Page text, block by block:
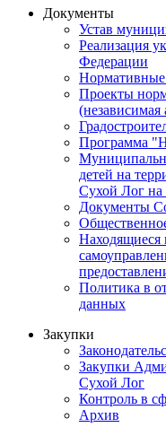
Документы
Устав
Реализация
Федерации
Проекты
(независимая
Программа
детей на
Сухой Лог на
Документы
Находящиеся
Политика в
данных
Закупки
Закупки
Сухой Лог
Контроль в
Архив